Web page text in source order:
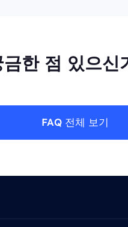
금한 점 있으신
FAQ 전체 보기